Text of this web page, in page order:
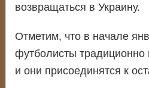
возвращаться в Украину.
Отметим, что в начале
футболисты
и они присоединятся к